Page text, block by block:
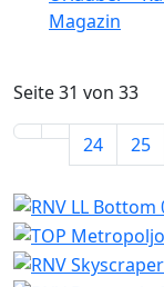
Magazin
Seite 31 von 33
24 25